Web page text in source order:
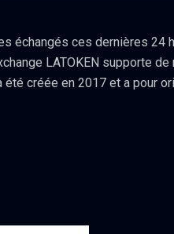
échangés ces dernières 24
LATOKEN supporte
été créée en 2017 et a pour